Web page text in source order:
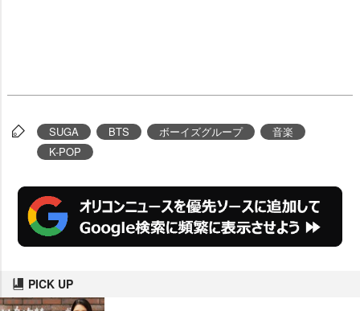
SUGA BTS ボーイズグループ
音楽
K-POP
PICK UP